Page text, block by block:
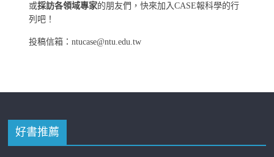
或採訪各領域專家的朋友們，快來加入CASE報科學的行
列吧！
投稿信箱：ntucase@ntu.edu.tw
好書推薦